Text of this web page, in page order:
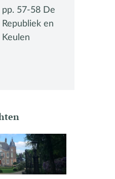
pp. 57-58 De
Republiek en
Keulen